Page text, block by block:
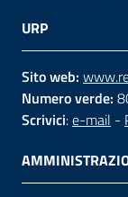
Seguici
su
URP
Sito web:
Numero verde:
Scrivici:e-mail -